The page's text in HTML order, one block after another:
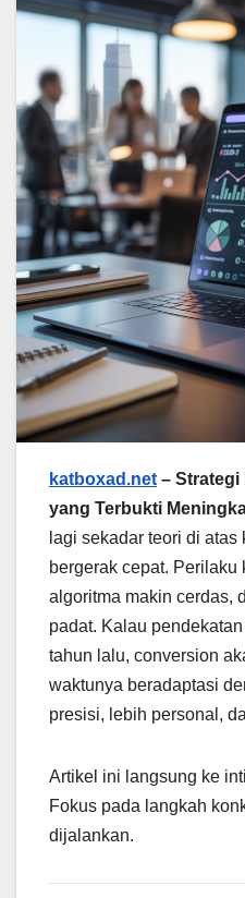
katboxad.net – Strategi
yang Terbukti
lagi sekadar teori di atas
bergerak cepat. Perilaku
algoritma makin cerdas,
padat. Kalau
tahun lalu, conversion
waktunya beradaptasi
presisi, lebih personal,
Artikel ini langsung ke
Fokus pada langkah
dijalankan.